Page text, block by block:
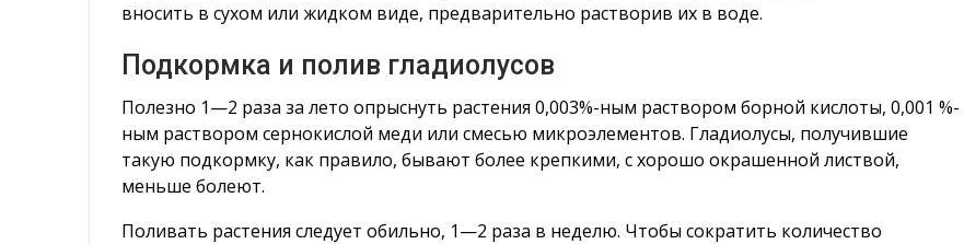
вносить в сухом или жидком виде, предварительно растворив их в воде.
Подкормка и полив гладиолусов
Полезно 1—2 раза за лето опрыснуть растения 0,003%-ным раствором борной кислоты, 0,001 %-
ным раствором сернокислой меди или смесью микроэлементов. Гладиолусы, получившие
такую подкормку, как правило, бывают более крепкими, с хорошо окрашенной листвой,
меньше болеют.
Поливать растения следует обильно, 1—2 раза в неделю. Чтобы сократить количество